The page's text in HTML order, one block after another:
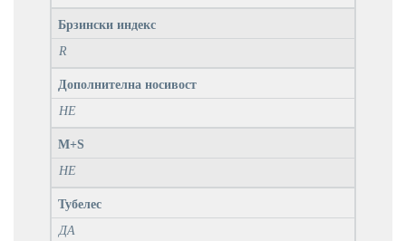
Брзински индекс
R
Дополнителна носивост
НЕ
M+S
НЕ
Тубелес
ДА